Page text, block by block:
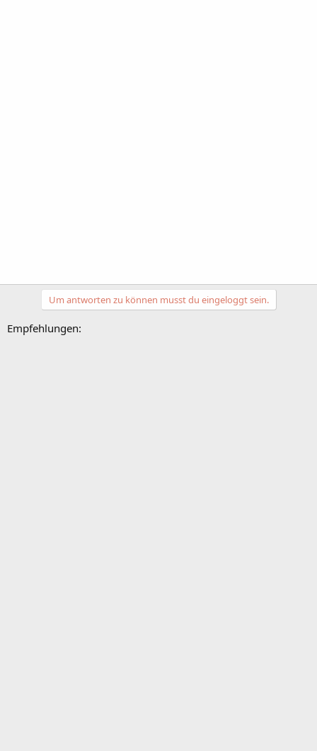
Um antworten zu können musst du eingeloggt sein.
Empfehlungen: